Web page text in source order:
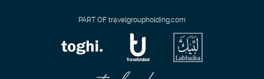
PART OF travelgroupholding.com